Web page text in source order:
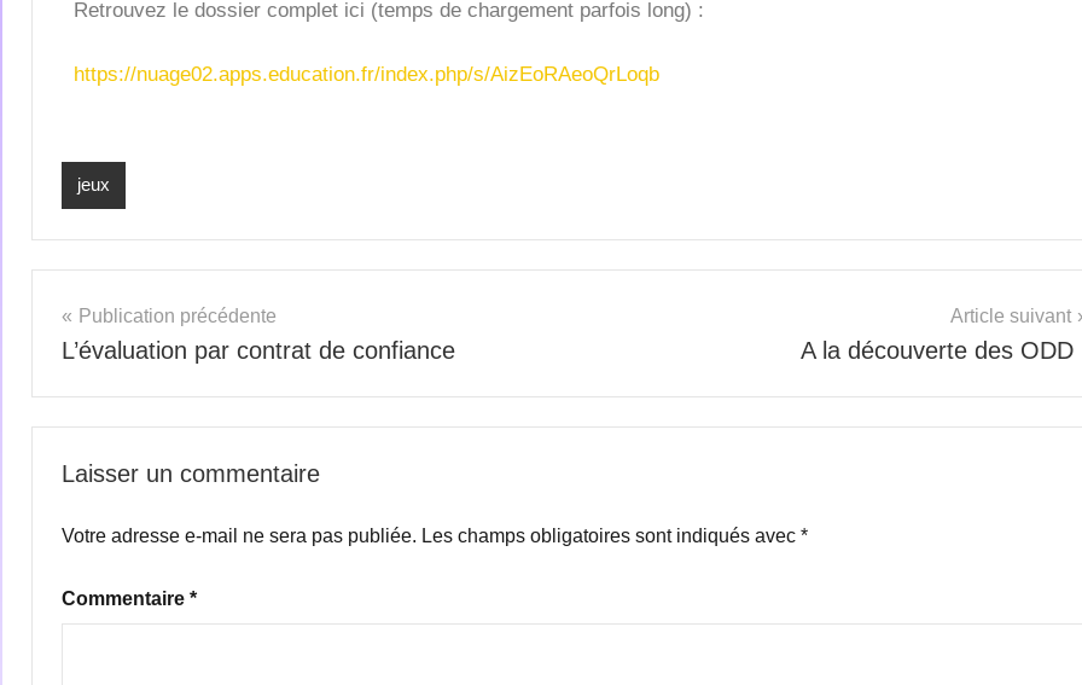
Retrouvez le dossier complet ici (temps de chargement parfois long) :
https://nuage02.apps.education.fr/index.php/s/AizEoRAeoQrLoqb
jeux
Publication précédente
L’évaluation par contrat de confiance
Article suivant
A la découverte des ODD
Laisser un commentaire
Votre adresse e-mail ne sera pas publiée. Les champs obligatoires sont indiqués avec *
Commentaire *